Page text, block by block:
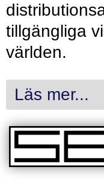
tillgängliga
världen.
Läs mer...